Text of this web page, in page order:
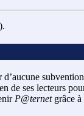
de ses lecteurs
P@ternetgrâce à